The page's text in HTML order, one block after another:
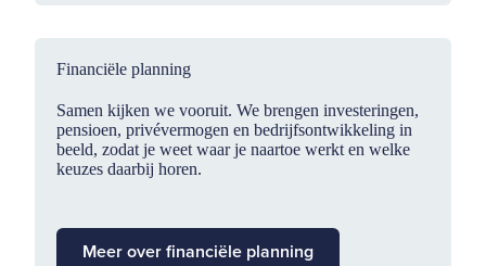
Financiële planning
Samen kijken we vooruit. We brengen investeringen,
pensioen, privévermogen en bedrijfsontwikkeling in
beeld, zodat je weet waar je naartoe werkt en welke
keuzes daarbij horen.
Meer over financiële planning